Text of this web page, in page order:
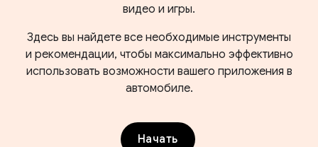
видео и игры.
Здесь вы найдете все необходимые инструменты
и рекомендации, чтобы максимально эффективно
использовать возможности вашего приложения в
автомобиле.
Начать